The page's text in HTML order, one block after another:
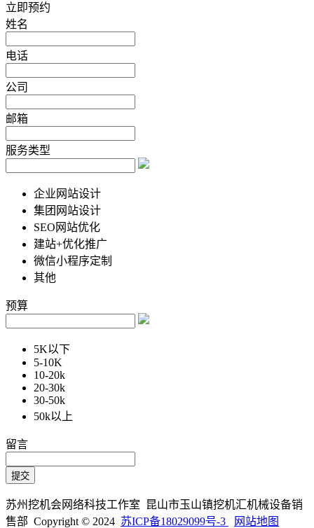
立即预约
姓名
电话
公司
邮箱
服务类型
企业网站设计
集团网站设计
SEO网站优化
建站+优化推广
微信小程序定制
其他
预算
5K以下
5-10K
10-20k
20-30k
30-50k
50k以上
留言
苏州挖机会网络科技工作室 昆山市玉山镇挖机汇机械设备销
售部 Copyright © 2024 苏ICP备18029099号-3 网站地图